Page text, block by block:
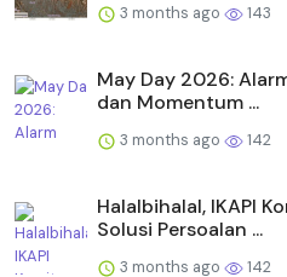
3 months ago 143
May Day 2026:
dan Momentum ...
3 months ago 142
Halalbihalal, IKAPI
Solusi Persoalan ...
3 months ago 142